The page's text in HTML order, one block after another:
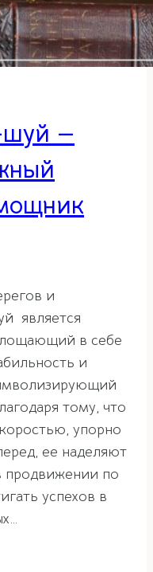
шуй —
и
является
в себе
и
тому, что
упорно
ее наделяют
продвижении по
успехов в